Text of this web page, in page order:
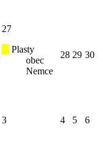
27
Plasty
obec
Nemce
28 29 30
3 4 5 6